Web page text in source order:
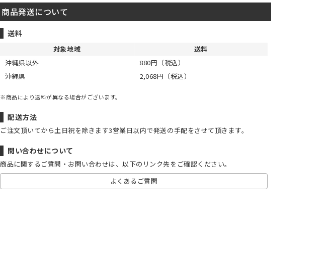
商品発送について
送料
対象地域
送料
沖縄県以外
880円（税込）
沖縄県
2,068円（税込）
※商品により送料が異なる場合がございます。
配送方法
ご注文頂いてから土日祝を除きます3営業日以内で発送の手配をさせて頂きます。
問い合わせについて
商品に関するご質問・お問い合わせは、以下のリンク先をご確認ください。
よくあるご質問